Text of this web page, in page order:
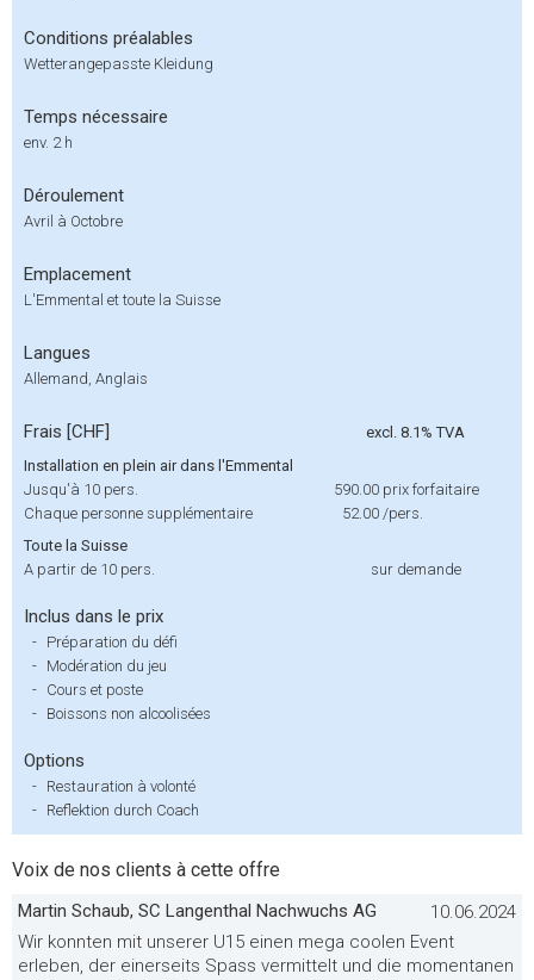
Conditions préalables
Wetterangepasste Kleidung
Temps nécessaire
env. 2 h
Déroulement
Avril à Octobre
Emplacement
L'Emmental et toute la Suisse
Langues
Allemand, Anglais
Frais [CHF]
excl. 8.1% TVA
Installation en plein air dans l'Emmental
Jusqu'à 10 pers.
590.00 prix forfaitaire
Chaque personne supplémentaire
52.00 /pers.
Toute la Suisse
A partir de 10 pers.
sur demande
Inclus dans le prix
- Préparation du défi
- Modération du jeu
- Cours et poste
- Boissons non alcoolisées
Options
- Restauration à volonté
- Reflektion durch Coach
Voix de nos clients à cette offre
Martin Schaub, SC Langenthal Nachwuchs AG
10.06.2024
Wir konnten mit unserer U15 einen mega coolen Event
erleben, der einerseits Spass vermittelt und die momentanen